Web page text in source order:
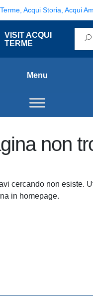
Acqui Storia, Acqui
VISIT ACQUI
TERME
Menu
non
cercando non esiste.
in homepage.